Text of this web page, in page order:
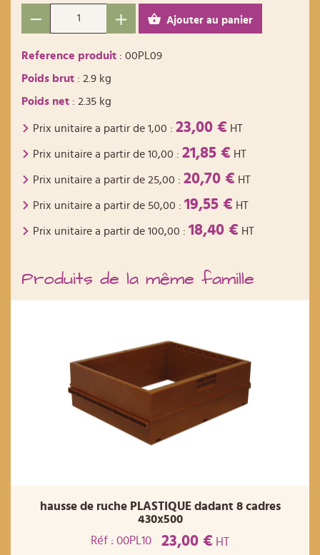
Ajouter au panier
Reference produit : 00PL09
Poids brut : 2.9 kg
Poids net : 2.35 kg
Prix unitaire a partir de 1,00 : 23,00 € HT
Prix unitaire a partir de 10,00 : 21,85 € HT
Prix unitaire a partir de 25,00 : 20,70 € HT
Prix unitaire a partir de 50,00 : 19,55 € HT
Prix unitaire a partir de 100,00 : 18,40 € HT
Produits de la même famille
hausse de ruche PLASTIQUE dadant 8 cadres
430x500
Réf : 00PL10
23,00 € HT